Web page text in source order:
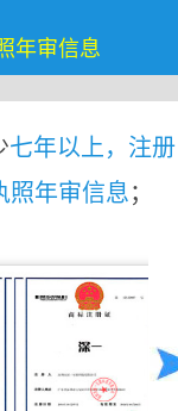
年审信息
七年以上，注册
照年审信息；